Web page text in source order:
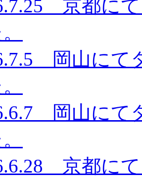
京都に
岡山にて
岡山にて
京都に